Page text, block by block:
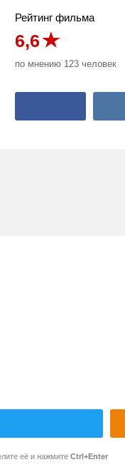
Рейтинг фильма
6,6
по мнению 123 человек
её и нажмите Ctrl+Enter